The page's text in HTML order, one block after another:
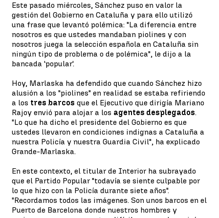
Este pasado miércoles, Sánchez puso en valor la
gestión del Gobierno en Cataluña y para ello utilizó
una frase que levantó polémica: "La diferencia entre
nosotros es que ustedes mandaban piolines y con
nosotros juega la selección española en Cataluña sin
ningún tipo de problema o de polémica", le dijo a la
bancada 'popular'.
Hoy, Marlaska ha defendido que cuando Sánchez hizo
alusión a los "piolines" en realidad se estaba refiriendo
a los tres barcos que el Ejecutivo que dirigía Mariano
Rajoy envió para alojar a los agentes desplegados.
"Lo que ha dicho el presidente del Gobierno es que
ustedes llevaron en condiciones indignas a Cataluña a
nuestra Policía y nuestra Guardia Civil", ha explicado
Grande-Marlaska.
En este contexto, el titular de Interior ha subrayado
que el Partido Popular "todavía se siente culpable por
lo que hizo con la Policía durante siete años".
"Recordamos todos las imágenes. Son unos barcos en el
Puerto de Barcelona donde nuestros hombres y